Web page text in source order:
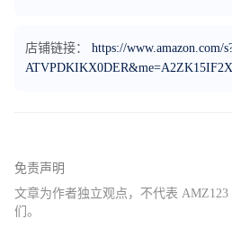
店铺链接： https://www.amazon.com/
免责声明
文章为作者独立观点，不代表
们。